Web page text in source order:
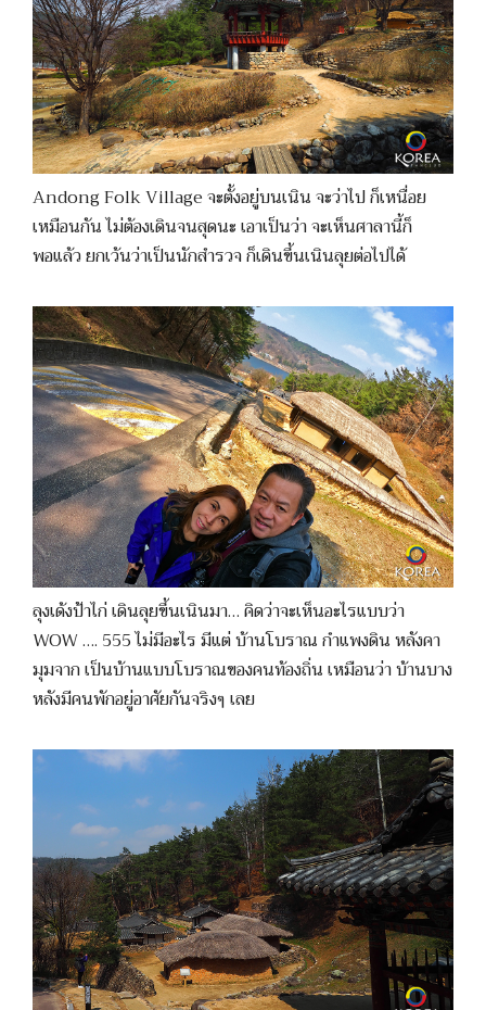
Andong Folk Village จะตั้งอยู่บนเนิน จะว่าไป ก็เหนื่อย
เหมือนกัน ไม่ต้องเดินจนสุดนะ เอาเป็นว่า จะเห็นศาลานี้ก็
พอแล้ว ยกเว้นว่าเป็นนักสำรวจ ก็เดินขึ้นเนินลุยต่อไปได้
ลุงเด้งป้าไก่ เดินลุยขึ้นเนินมา… คิดว่าจะเห็นอะไรแบบว่า
WOW …. 555 ไม่มีอะไร มีแต่ บ้านโบราณ กำแพงดิน หลังคา
มุมจาก เป็นบ้านแบบโบราณของคนท้องถิ่น เหมือนว่า บ้านบาง
หลังมีคนพักอยู่อาศัยกันจริงๆ เลย